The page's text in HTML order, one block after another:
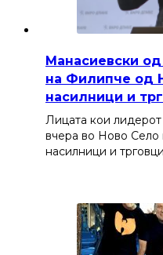
Манасиевски
на Филипче од
насилници и
Лицата кои
вчера во Ново Село
насилници и